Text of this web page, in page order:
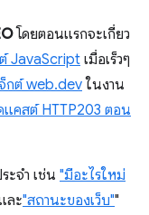
โดยตอนแรกจะเกี่ยว
JavaScript เมื่อเร็วๆ
กต์ web.dev ในงาน
คสต์ HTTP203 ตอน
ะจำ เช่น "มีอะไรใหม่
ละ"สถานะของเว็บ""